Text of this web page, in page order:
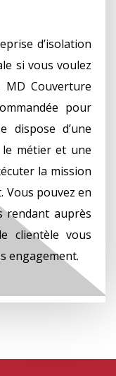
d’isolation
si vous voulez
MD Couverture
pour
dispose d’une
le métier et une
la mission
Vous pouvez en
rendant auprès
clientèle vous
engagement.